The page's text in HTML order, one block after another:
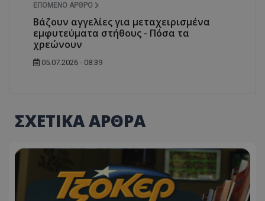
ΕΠΌΜΕΝΟ ΆΡΘΡΟ
Βάζουν αγγελίες για μεταχειρισμένα
εμφυτεύματα στήθους - Πόσα τα
χρεώνουν
05.07.2026 - 08:39
ΣΧΕΤΙΚΑ ΑΡΘΡΑ